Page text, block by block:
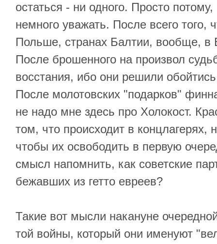
остаться - ни одного. Просто
немного уважать. После всего того,
Польше, странах Балтии, вообще, в
После брошенного на произвол
восстания, ибо они решили
После молотовских "подарков"
не надо мне здесь про Холокост.
том, что происходит в концлагерях,
чтобы их освободить в первую
смысл напомнить, как советские
бежавших из гетто евреев?
Такие вот мысли накануне
той войны, который они именуют